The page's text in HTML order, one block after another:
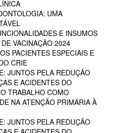
UMA
E INSUMOS
VACINAÇÃO 2024
PACIENTES ESPECIAIS E
CRIE
JUNTOS PELA REDUÇÃO
E ACIDENTES DO
TRABALHO COMO
NA ATENÇÃO PRIMÁRIA À
JUNTOS PELA REDUÇÃO